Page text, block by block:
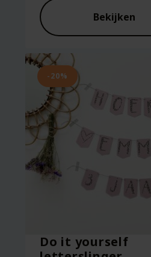
Bekijken
-20%
Do it yourself